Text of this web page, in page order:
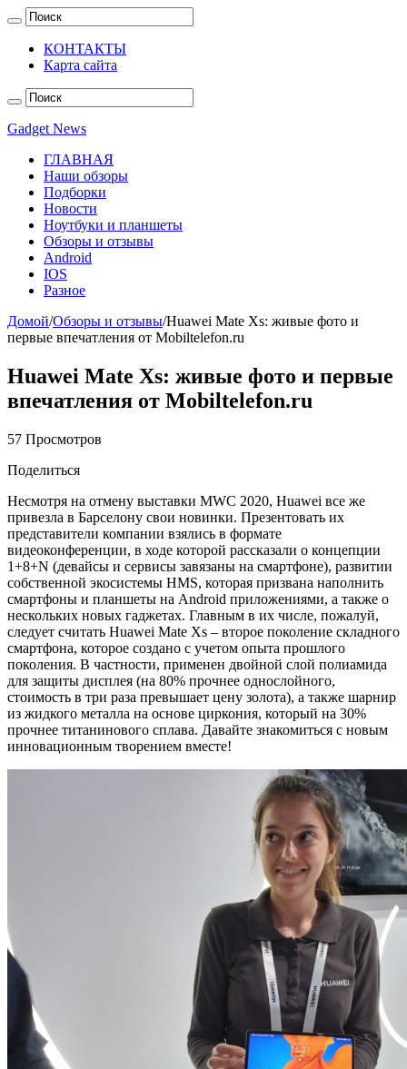
КОНТАКТЫ
Карта сайта
Gadget News
ГЛАВНАЯ
Наши обзоры
Подборки
Новости
Ноутбуки и планшеты
Обзоры и отзывы
Android
IOS
Разное
Домой/Обзоры и отзывы/Huawei Mate Xs: живые фото и
первые впечатления от Mobiltelefon.ru
Huawei Mate Xs: живые фото и первые
впечатления от Mobiltelefon.ru
57 Просмотров
Поделиться
Несмотря на отмену выставки MWC 2020, Huawei все же
привезла в Барселону свои новинки. Презентовать их
представители компании взялись в формате
видеоконференции, в ходе которой рассказали о концепции
1+8+N (девайсы и сервисы завязаны на смартфоне), развитии
собственной экосистемы HMS, которая призвана наполнить
смартфоны и планшеты на Android приложениями, а также о
нескольких новых гаджетах. Главным в их числе, пожалуй,
следует считать Huawei Mate Xs – второе поколение складного
смартфона, которое создано с учетом опыта прошлого
поколения. В частности, применен двойной слой полиамида
для защиты дисплея (на 80% прочнее однослойного,
стоимость в три раза превышает цену золота), а также шарнир
из жидкого металла на основе циркония, который на 30%
прочнее титанинового сплава. Давайте знакомиться с новым
инновационным творением вместе!